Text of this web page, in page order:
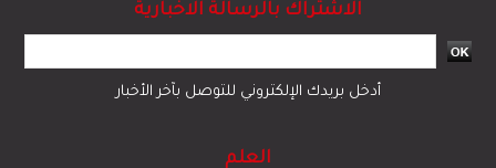
الاشتراك بالرسالة الاخبارية
أدخل بريدك الإلكتروني للتوصل بآخر الأخبار
العلم